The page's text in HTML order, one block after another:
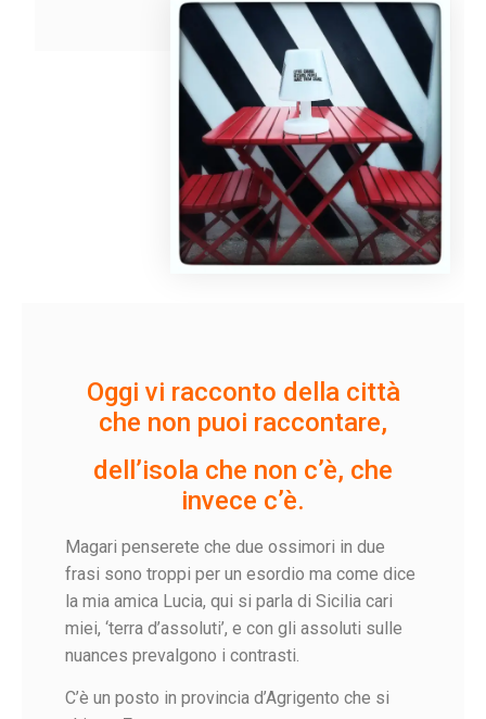
Oggi vi racconto della città
che non puoi raccontare,
dell’isola che non c’è, che
invece c’è.
Magari penserete che due ossimori in due
frasi sono troppi per un esordio ma come dice
la mia amica Lucia, qui si parla di Sicilia cari
miei, ‘terra d’assoluti’, e con gli assoluti sulle
nuances prevalgono i contrasti.
C’è un posto in provincia d’Agrigento che si